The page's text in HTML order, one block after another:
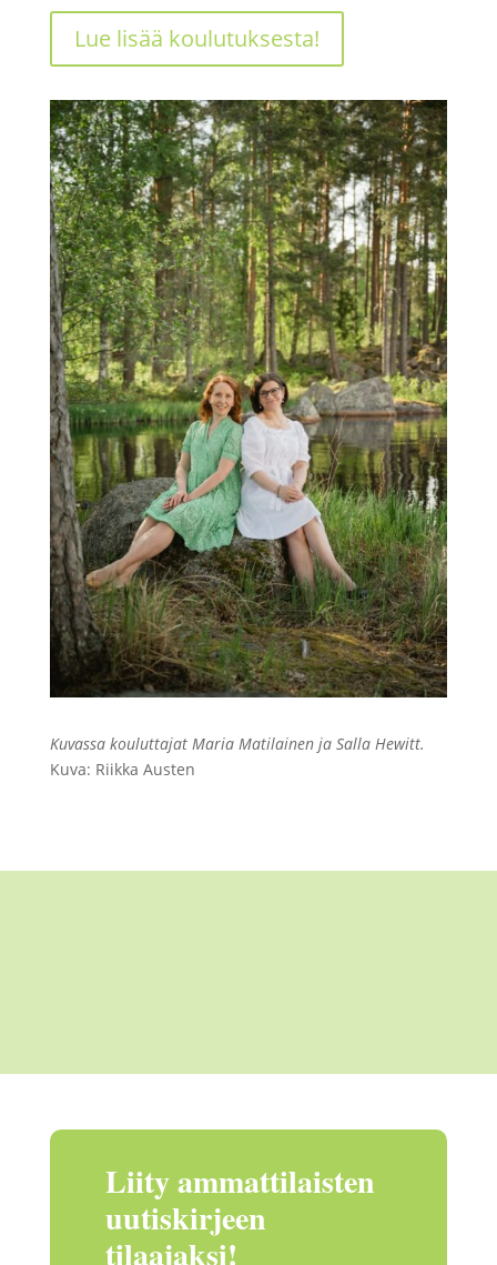
Lue lisää koulutuksesta!
Kuvassa kouluttajat Maria Matilainen ja Salla Hewitt.
Kuva: Riikka Austen
Liity ammattilaisten
uutiskirjeen
tilaajaksi!